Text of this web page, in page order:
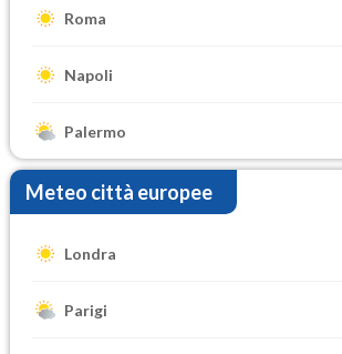
Roma
Napoli
Palermo
Meteo città europee
Londra
Parigi